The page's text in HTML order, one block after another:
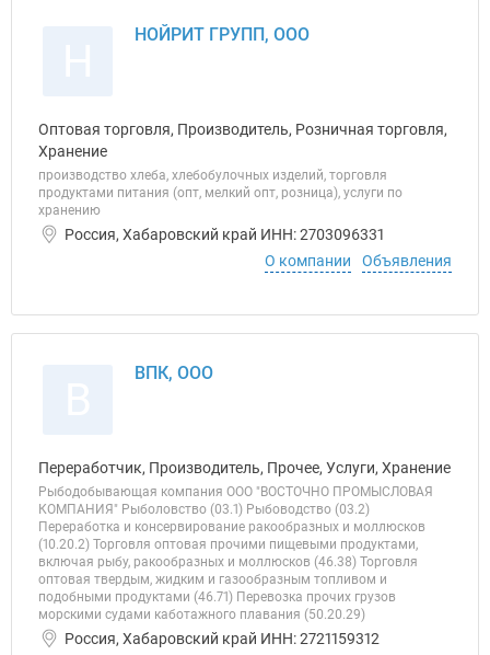
НОЙРИТ ГРУПП, ООО
Оптовая торговля, Производитель, Розничная торговля,
Хранение
производство хлеба, хлебобулочных изделий, торговля
продуктами питания (опт, мелкий опт, розница), услуги по
хранению
Россия, Хабаровский край ИНН: 2703096331
О компании
Объявления
ВПК, ООО
Переработчик, Производитель, Прочее, Услуги, Хранение
Рыбодобывающая компания ООО "ВОСТОЧНО ПРОМЫСЛОВАЯ
КОМПАНИЯ" Рыболовство (03.1) Рыбоводство (03.2)
Переработка и консервирование ракообразных и моллюсков
(10.20.2) Торговля оптовая прочими пищевыми продуктами,
включая рыбу, ракообразных и моллюсков (46.38) Торговля
оптовая твердым, жидким и газообразным топливом и
подобными продуктами (46.71) Перевозка прочих грузов
морскими судами каботажного плавания (50.20.29)
Россия, Хабаровский край ИНН: 2721159312